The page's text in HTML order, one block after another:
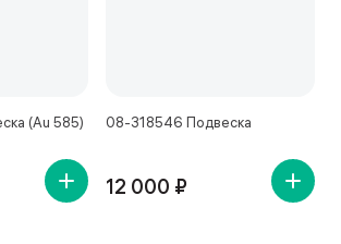
(Au 585) 08-318546 Подвеска
12 000 ₽